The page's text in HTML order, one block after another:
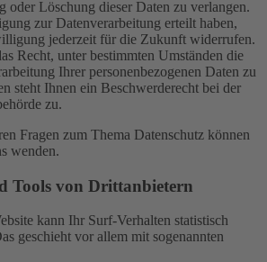
oder Löschung dieser Daten zu verlangen.
zur Datenverarbeitung erteilt haben,
jederzeit für die Zukunft widerrufen.
Recht, unter bestimmten Umständen die
Ihrer personenbezogenen Daten zu
steht Ihnen ein Beschwerderecht bei der
zu.
Fragen zum Thema Datenschutz können
wenden.
Tools von Dritt­anbietern
kann Ihr Surf-Verhalten statistisch
geschieht vor allem mit sogenannten